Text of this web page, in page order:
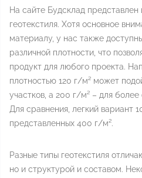
На сайте Будсклад
геотекстиля. Хотя основное
материалу, у нас также
различной плотности, что
продукт для любого проекта.
плотностью 120 г/м² может
участков, а 200 г/м² – для более
Для сравнения, легкий вариант
представленных 400 г/м².
Разные типы геотекстиля
но и структурой и составом.